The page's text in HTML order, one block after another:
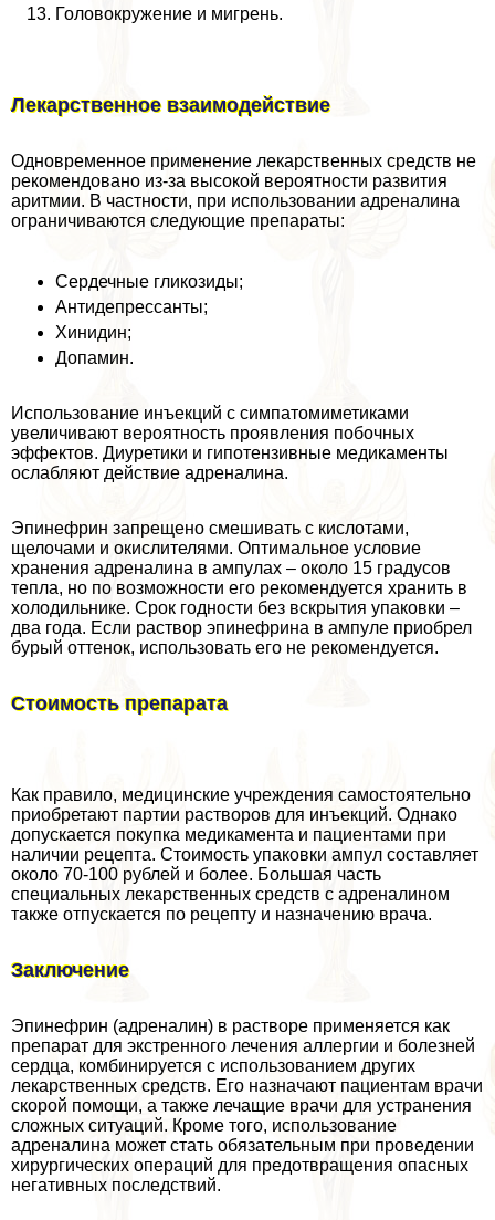
Головокружение и мигрень.
Лекарственное взаимодействие
Одновременное применение лекарственных средств не
рекомендовано из-за высокой вероятности развития
аритмии. В частности, при использовании адреналина
ограничиваются следующие препараты:
Сердечные гликозиды;
Антидепрессанты;
Хинидин;
Допамин.
Использование инъекций с симпатомиметиками
увеличивают вероятность проявления побочных
эффектов. Диуретики и гипотензивные медикаменты
ослабляют действие адреналина.
Эпинефрин запрещено смешивать с кислотами,
щелочами и окислителями. Оптимальное условие
хранения адреналина в ампулах – около 15 градусов
тепла, но по возможности его рекомендуется хранить в
холодильнике. Срок годности без вскрытия упаковки –
два года. Если раствор эпинефрина в ампуле приобрел
бурый оттенок, использовать его не рекомендуется.
Стоимость препарата
Как правило, медицинские учреждения самостоятельно
приобретают партии растворов для инъекций. Однако
допускается покупка медикамента и пациентами при
наличии рецепта. Стоимость упаковки ампул составляет
около 70-100 рублей и более. Большая часть
специальных лекарственных средств с адреналином
также отпускается по рецепту и назначению врача.
Заключение
Эпинефрин (адреналин) в растворе применяется как
препарат для экстренного лечения аллергии и болезней
сердца, комбинируется с использованием других
лекарственных средств. Его назначают пациентам врачи
скорой помощи, а также лечащие врачи для устранения
сложных ситуаций. Кроме того, использование
адреналина может стать обязательным при проведении
хирургических операций для предотвращения опасных
негативных последствий.